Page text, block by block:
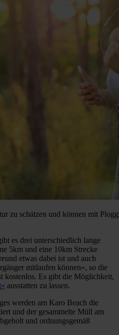
zu schätzen und können mit
es drei unterschiedlich lange
5km und eine 10km Strecke
etwas dabei ist und auch
mitlaufen können«, so die
kostenlos. Es gibt die Möglichkeit,
ausstatten zu lassen.
werden am Karo Beach die
und der gesammelte Müll am
und ordnungsgemäß